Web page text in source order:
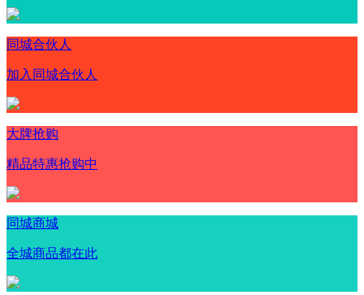
同城合伙人
加入同城合伙人
大牌抢购
精品特惠抢购中
同城商城
全城商品都在此